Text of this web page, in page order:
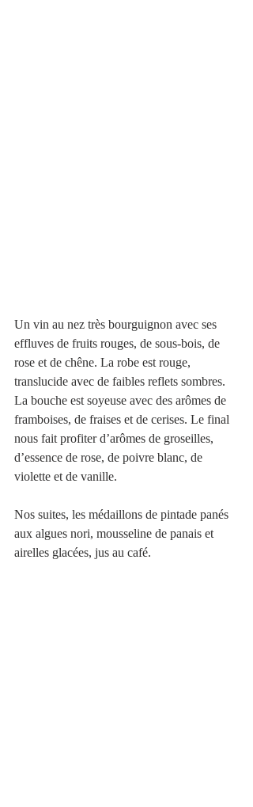
Un vin au nez très bourguignon avec ses
effluves de fruits rouges, de sous-bois, de
rose et de chêne. La robe est rouge,
translucide avec de faibles reflets sombres.
La bouche est soyeuse avec des arômes de
framboises, de fraises et de cerises. Le final
nous fait profiter d’arômes de groseilles,
d’essence de rose, de poivre blanc, de
violette et de vanille.
Nos suites, les médaillons de pintade panés
aux algues nori, mousseline de panais et
airelles glacées, jus au café.